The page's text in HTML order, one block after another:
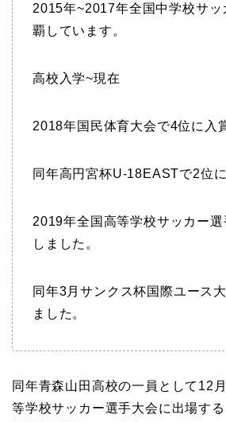
2015年~2017年全国中学校サッ
覇しています。
高校入学~現在
2018年国民体育大会で4位に入
同年高円宮杯U-18EASTで2位
2019年全国高等学校サッカー
しました。
同年3月サンクス杯国際ユース
ました。
同年青森山田高校の一員として12
等学校サッカー選手大会に出場す